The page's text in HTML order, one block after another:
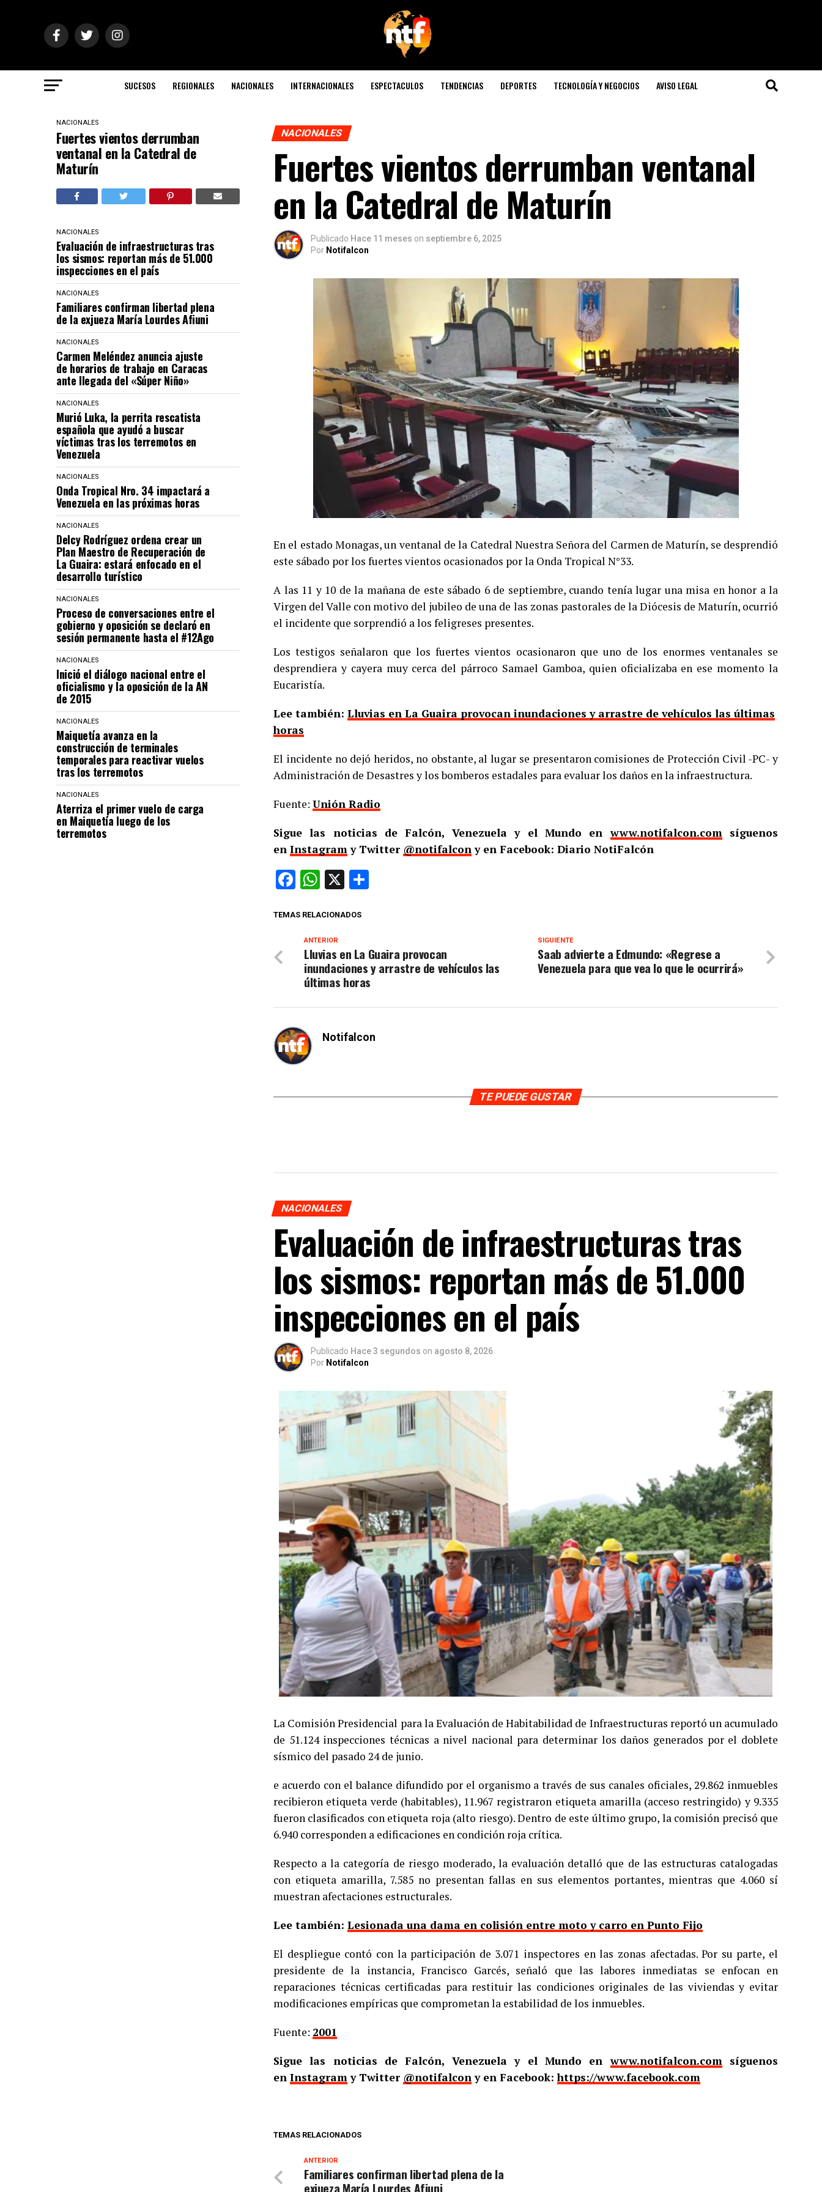
SUCESOS REGIONALES NACIONALES INTERNACIONALES ESPECTACULOS TENDENCIAS DEPORTES TECNOLOGÍA Y NEGOCIOS AVISO LEGAL
NACIONALES
Fuertes vientos derrumban
ventanal en la Catedral de
Maturín
NACIONALES
Evaluación de infraestructuras tras
los sismos: reportan más de 51.000
inspecciones en el país
NACIONALES
Familiares confirman libertad plena
de la exjueza María Lourdes Afiuni
NACIONALES
Carmen Meléndez anuncia ajuste
de horarios de trabajo en Caracas
ante llegada del «Súper Niño»
NACIONALES
Murió Luka, la perrita rescatista
española que ayudó a buscar
víctimas tras los terremotos en
Venezuela
NACIONALES
Onda Tropical Nro. 34 impactará a
Venezuela en las próximas horas
NACIONALES
Delcy Rodríguez ordena crear un
Plan Maestro de Recuperación de
La Guaira: estará enfocado en el
desarrollo turístico
NACIONALES
Proceso de conversaciones entre el
gobierno y oposición se declaró en
sesión permanente hasta el #12Ago
NACIONALES
Inició el diálogo nacional entre el
oficialismo y la oposición de la AN
de 2015
NACIONALES
Maiquetía avanza en la
construcción de terminales
temporales para reactivar vuelos
tras los terremotos
NACIONALES
Aterriza el primer vuelo de carga
en Maiquetía luego de los
terremotos
NACIONALES
Fuertes vientos derrumban ventanal
en la Catedral de Maturín
Publicado Hace 11 meses on septiembre 6, 2025
Por Notifalcon
En el estado Monagas, un ventanal de la Catedral Nuestra Señora del Carmen de Maturín, se desprendió
este sábado por los fuertes vientos ocasionados por la Onda Tropical N°33.
A las 11 y 10 de la mañana de este sábado 6 de septiembre, cuando tenía lugar una misa en honor a la
Virgen del Valle con motivo del jubileo de una de las zonas pastorales de la Diócesis de Maturín, ocurrió
el incidente que sorprendió a los feligreses presentes.
Los testigos señalaron que los fuertes vientos ocasionaron que uno de los enormes ventanales se
desprendiera y cayera muy cerca del párroco Samael Gamboa, quien oficializaba en ese momento la
Eucaristía.
Lee también: Lluvias en La Guaira provocan inundaciones y arrastre de vehículos las últimas
horas
El incidente no dejó heridos, no obstante, al lugar se presentaron comisiones de Protección Civil -PC- y
Administración de Desastres y los bomberos estadales para evaluar los daños en la infraestructura.
Fuente: Unión Radio
Sigue las noticias de Falcón, Venezuela y el Mundo enwww.notifalcon.comsíguenos
en Instagramy Twitter @notifalcony en Facebook: Diario NotiFalcón
Facebook
WhatsApp
X
TEMAS RELACIONADOS
SIGUIENTE
Saab advierte a Edmundo: «Regrese a
Venezuela para que vea lo que le ocurrirá»
ANTERIOR
Lluvias en La Guaira provocan
inundaciones y arrastre de vehículos las
últimas horas
Notifalcon
TE PUEDE GUSTAR
NACIONALES
Evaluación de infraestructuras tras
los sismos: reportan más de 51.000
inspecciones en el país
Publicado Hace 3 segundos on agosto 8, 2026
Por Notifalcon
La Comisión Presidencial para la Evaluación de Habitabilidad de Infraestructuras reportó un acumulado
de 51.124 inspecciones técnicas a nivel nacional para determinar los daños generados por el doblete
sísmico del pasado 24 de junio.
e acuerdo con el balance difundido por el organismo a través de sus canales oficiales, 29.862 inmuebles
recibieron etiqueta verde (habitables), 11.967 registraron etiqueta amarilla (acceso restringido) y 9.335
fueron clasificados con etiqueta roja (alto riesgo). Dentro de este último grupo, la comisión precisó que
6.940 corresponden a edificaciones en condición roja crítica.
Respecto a la categoría de riesgo moderado, la evaluación detalló que de las estructuras catalogadas
con etiqueta amarilla, 7.585 no presentan fallas en sus elementos portantes, mientras que 4.060 sí
muestran afectaciones estructurales.
Lee también: Lesionada una dama en colisión entre moto y carro en Punto Fijo
El despliegue contó con la participación de 3.071 inspectores en las zonas afectadas. Por su parte, el
presidente de la instancia, Francisco Garcés, señaló que las labores inmediatas se enfocan en
reparaciones técnicas certificadas para restituir las condiciones originales de las viviendas y evitar
modificaciones empíricas que comprometan la estabilidad de los inmuebles.
Fuente: 2001
Sigue las noticias de Falcón, Venezuela y el Mundo enwww.notifalcon.comsíguenos
en Instagramy Twitter @notifalcony en Facebook:https://www.facebook.com
TEMAS RELACIONADOS
ANTERIOR
Familiares confirman libertad plena de la
exjueza María Lourdes Afiuni